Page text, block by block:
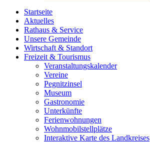
Startseite
Aktuelles
Rathaus & Service
Unsere Gemeinde
Wirtschaft & Standort
Freizeit & Tourismus
Veranstaltungskalender
Vereine
Pegnitzinsel
Museum
Gastronomie
Unterkünfte
Ferienwohnungen
Wohnmobilstellplätze
Interaktive Karte des Landkreises